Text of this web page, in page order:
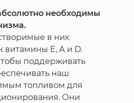
необходимы
в них
витамины Е, А и D.
поддерживать
наш
топливом для
Они